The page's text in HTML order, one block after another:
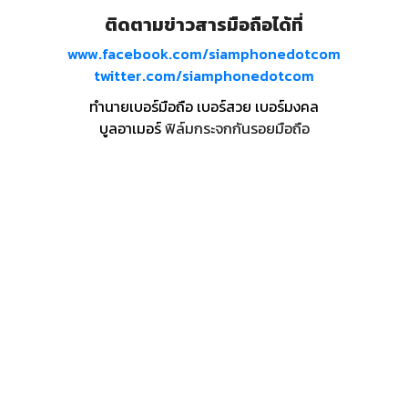
ติดตามข่าวสารมือถือได้ที่
www.facebook.com/siamphonedotcom
twitter.com/siamphonedotcom
ทำนายเบอร์มือถือ เบอร์สวย เบอร์มงคล
บูลอาเมอร์ฟิล์มกระจกกันรอยมือถือ